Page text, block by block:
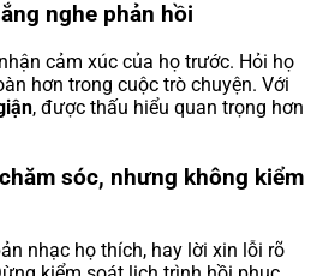
nghe phản hồi
cảm xúc của họ trước. Hỏi họ
hơn trong cuộc trò chuyện. Với
, được thấu hiểu quan trọng hơn
sóc, nhưng không kiểm
nhạc họ thích, hay lời xin lỗi rõ